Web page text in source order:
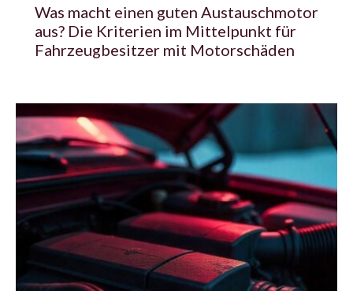
Was macht einen guten Austauschmotor
aus? Die Kriterien im Mittelpunkt für
Fahrzeugbesitzer mit Motorschäden